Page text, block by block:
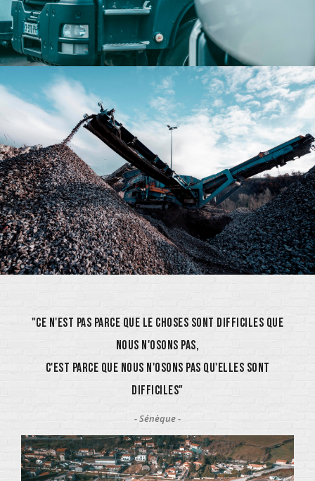
"Ce n'est pas parce que le choses sont difficiles que
nous n'osons pas,
c'est parce que nous n'osons pas qu'elles sont
difficiles"
- Sénèque -